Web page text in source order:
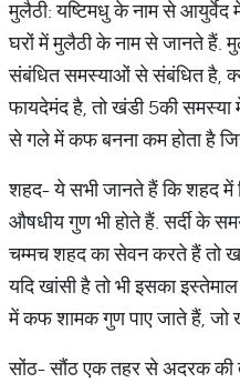
मुलैठी: यष्टिमधु के नाम से आयुर्वेद
घरों में मुलैठी के नाम से जानते
संबंधित समस्याओं से संबंधित है,
फायदेमंद है, तो खंडी 5की समस्या
से गले में कफ बनना कम होता है
शहद- ये सभी जानते हैं कि शहद में
औषधीय गुण भी होते हैं. सर्दी के
चम्मच शहद का सेवन करते हैं तो
यदि खांसी है तो भी इसका
में कफ शामक गुण पाए जाते हैं, जो
सोंठ- सौंठ एक तहर से अदरक की